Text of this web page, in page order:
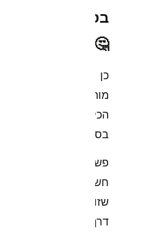
בסדר?"
🤔
כן
מותק,
הכל
בסדר,
פשוט
חשבתי
שזו
דרך